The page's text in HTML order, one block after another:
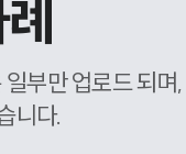
부만 업로드 되며,
니다.